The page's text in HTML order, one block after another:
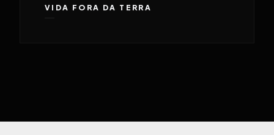
VIDA FORA DA TERRA